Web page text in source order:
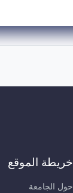
خريطة الموقع
حول الجامعة